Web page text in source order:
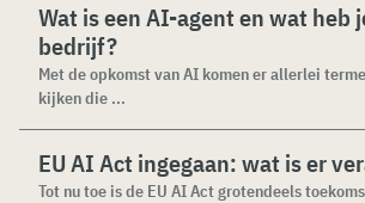
Wat is een AI-agent en wat heb
bedrijf?
Met de opkomst van AI komen er allerlei
kijken die ...
EU AI Act ingegaan: wat is er
Tot nu toe is de EU AI Act grotendeels